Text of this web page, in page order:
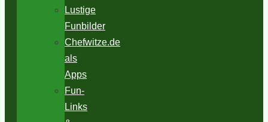
Lustige
Funbilder
Chefwitze.de
als
Apps
Fun-
Links